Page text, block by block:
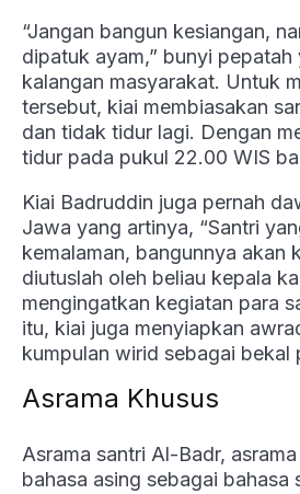
“Jangan bangun kesiangan,
dipatuk ayam,” bunyi pepatah
kalangan masyarakat. Untuk
tersebut, kiai membiasakan
dan tidak tidur lagi. Dengan
tidur pada pukul 22.00 WIS
Kiai Badruddin juga pernah
Jawa yang artinya, “Santri
kemalaman, bangunnya akan
diutuslah oleh beliau kepala
mengingatkan kegiatan para
itu, kiai juga menyiapkan
kumpulan wirid sebagai bekal
Asrama Khusus
Asrama santri Al-Badr,
bahasa asing sebagai bahasa